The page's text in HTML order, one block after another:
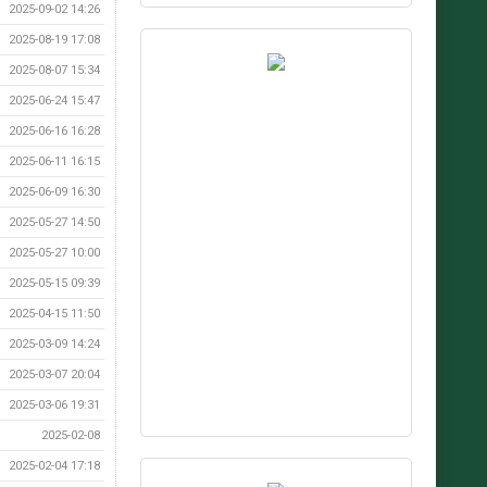
2025-09-02 14:26
2025-08-19 17:08
2025-08-07 15:34
2025-06-24 15:47
2025-06-16 16:28
2025-06-11 16:15
2025-06-09 16:30
2025-05-27 14:50
2025-05-27 10:00
2025-05-15 09:39
2025-04-15 11:50
2025-03-09 14:24
2025-03-07 20:04
2025-03-06 19:31
2025-02-08
2025-02-04 17:18